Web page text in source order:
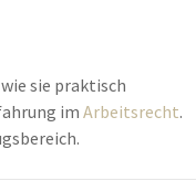
sie praktisch
im Arbeitsrecht.